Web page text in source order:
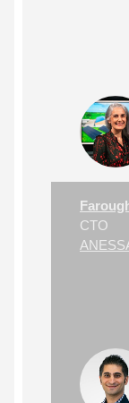
CTO